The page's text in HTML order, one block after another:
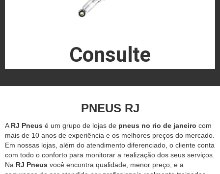
Consulte
PNEUS RJ
A RJ Pneus é um grupo de lojas de pneus no rio de janeiro com
mais de 10 anos de experiência e os melhores preços do mercado.
Em nossas lojas, além do atendimento diferenciado, o cliente conta
com todo o conforto para monitorar a realização dos seus serviços.
Na RJ Pneus você encontra qualidade, menor preço, e a